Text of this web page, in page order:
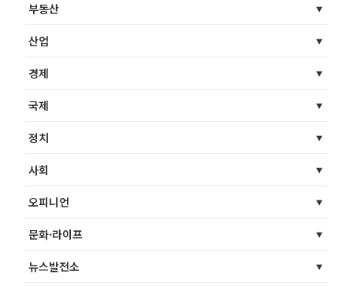
부동산
산업
경제
국제
정치
사회
오피니언
문화·라이프
뉴스발전소